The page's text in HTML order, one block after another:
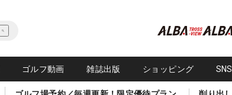
ゴルフ動画 雑誌出版 ショッピング